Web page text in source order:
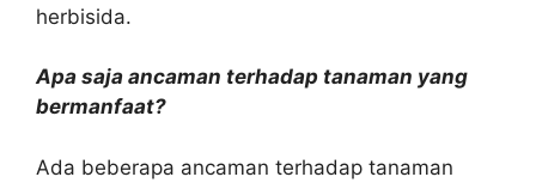
herbisida.
Apa saja ancaman terhadap tanaman yang
bermanfaat?
Ada beberapa ancaman terhadap tanaman